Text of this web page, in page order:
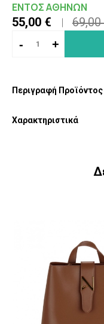
ΕΝΤΟΣ ΑΘΗΝΩΝ
55,00 € 69,00
-
+
Περιγραφή Προϊόντος
Χαρακτηριστικά